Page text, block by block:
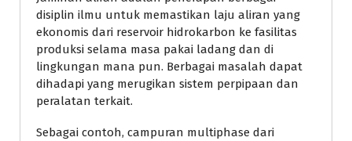
disiplin ilmu untuk memastikan laju aliran yang
ekonomis dari reservoir hidrokarbon ke fasilitas
produksi selama masa pakai ladang dan di
lingkungan mana pun. Berbagai masalah dapat
dihadapi yang merugikan sistem perpipaan dan
peralatan terkait.
Sebagai contoh, campuran multiphase dari